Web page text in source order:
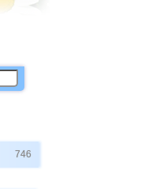
746